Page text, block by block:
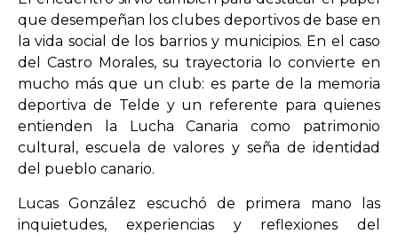
que desempeñan los clubes deportivos de base en
la vida social de los barrios y municipios. En el caso
del Castro Morales, su trayectoria lo convierte en
mucho más que un club: es parte de la memoria
deportiva de Telde y un referente para quienes
entienden la Lucha Canaria como patrimonio
cultural, escuela de valores y seña de identidad
del pueblo canario.
Lucas González escuchó de primera mano las
inquietudes, experiencias y reflexiones del